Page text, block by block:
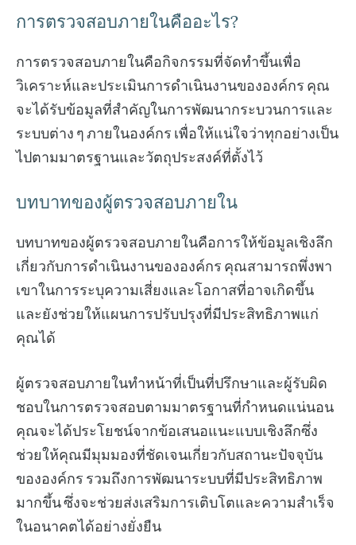
การตรวจสอบภายในคืออะไร?
การตรวจสอบภายในคือกิจกรรมที่จัดทำขึ้นเพื่อ
วิเคราะห์และประเมินการดำเนินงานขององค์กร คุณ
จะได้รับข้อมูลที่สำคัญในการพัฒนากระบวนการและ
ระบบต่าง ๆ ภายในองค์กร เพื่อให้แน่ใจว่าทุกอย่างเป็น
ไปตามมาตรฐานและวัตถุประสงค์ที่ตั้งไว้
บทบาทของผู้ตรวจสอบภายใน
บทบาทของผู้ตรวจสอบภายในคือการให้ข้อมูลเชิงลึก
เกี่ยวกับการดำเนินงานขององค์กร คุณสามารถพึ่งพา
เขาในการระบุความเสี่ยงและโอกาสที่อาจเกิดขึ้น
และยังช่วยให้แผนการปรับปรุงที่มีประสิทธิภาพแก่
คุณได้
ผู้ตรวจสอบภายในทำหน้าที่เป็นที่ปรึกษาและผู้รับผิด
ชอบในการตรวจสอบตามมาตรฐานที่กำหนดแน่นอน
คุณจะได้ประโยชน์จากข้อเสนอแนะแบบเชิงลึกซึ่ง
ช่วยให้คุณมีมุมมองที่ชัดเจนเกี่ยวกับสถานะปัจจุบัน
ขององค์กร รวมถึงการพัฒนาระบบที่มีประสิทธิภาพ
มากขึ้น ซึ่งจะช่วยส่งเสริมการเติบโตและความสำเร็จ
ในอนาคตได้อย่างยั่งยืน